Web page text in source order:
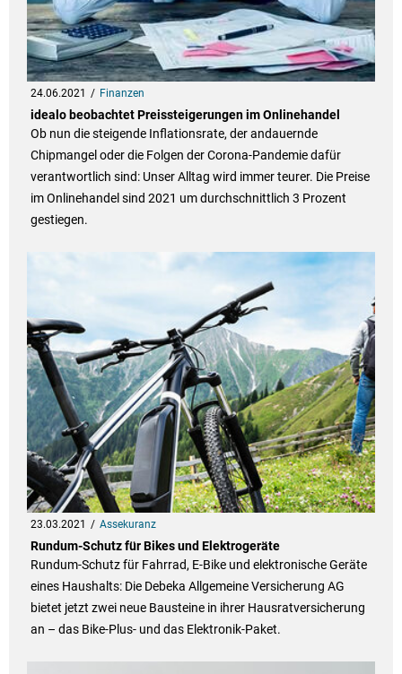
24.06.2021 Finanzen
idealo beobachtet Preissteigerungen im Onlinehandel
Ob nun die steigende Inflationsrate, der andauernde
Chipmangel oder die Folgen der Corona-Pandemie dafür
verantwortlich sind: Unser Alltag wird immer teurer. Die Preise
im Onlinehandel sind 2021 um durchschnittlich 3 Prozent
gestiegen.
23.03.2021 Assekuranz
Rundum-Schutz für Bikes und Elektrogeräte
Rundum-Schutz für Fahrrad, E-Bike und elektronische Geräte
eines Haushalts: Die Debeka Allgemeine Versicherung AG
bietet jetzt zwei neue Bausteine in ihrer Hausratversicherung
an – das Bike-Plus- und das Elektronik-Paket.